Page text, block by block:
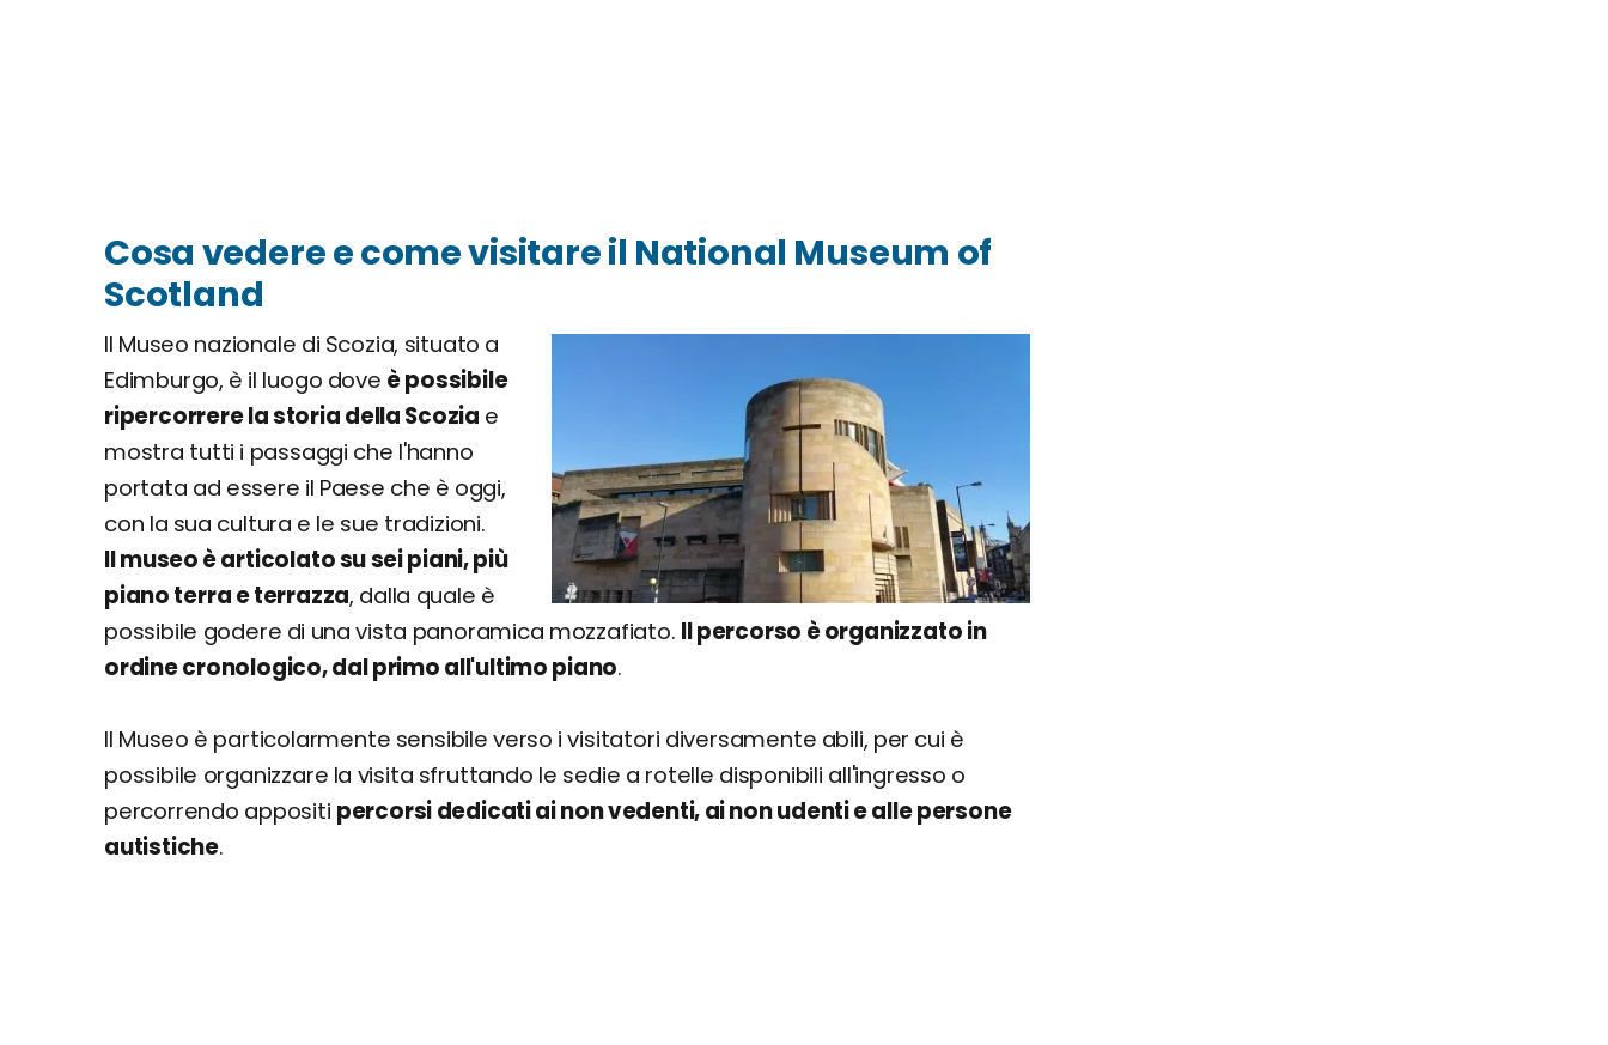
Cosa vedere e come visitare il National Museum of
Scotland
Il Museo nazionale di Scozia, situato a
Edimburgo, è il luogo dove è possibile
ripercorrere la storia della Scozia e
mostra tutti i passaggi che l'hanno
portata ad essere il Paese che è oggi,
con la sua cultura e le sue tradizioni.
Il museo è articolato su sei piani, più
piano terra e terrazza, dalla quale è
possibile godere di una vista panoramica mozzafiato. Il percorso è organizzato in
ordine cronologico, dal primo all'ultimo piano.
Il Museo è particolarmente sensibile verso i visitatori diversamente abili, per cui è
possibile organizzare la visita sfruttando le sedie a rotelle disponibili all'ingresso o
percorrendo appositi percorsi dedicati ai non vedenti, ai non udenti e alle persone
autistiche.